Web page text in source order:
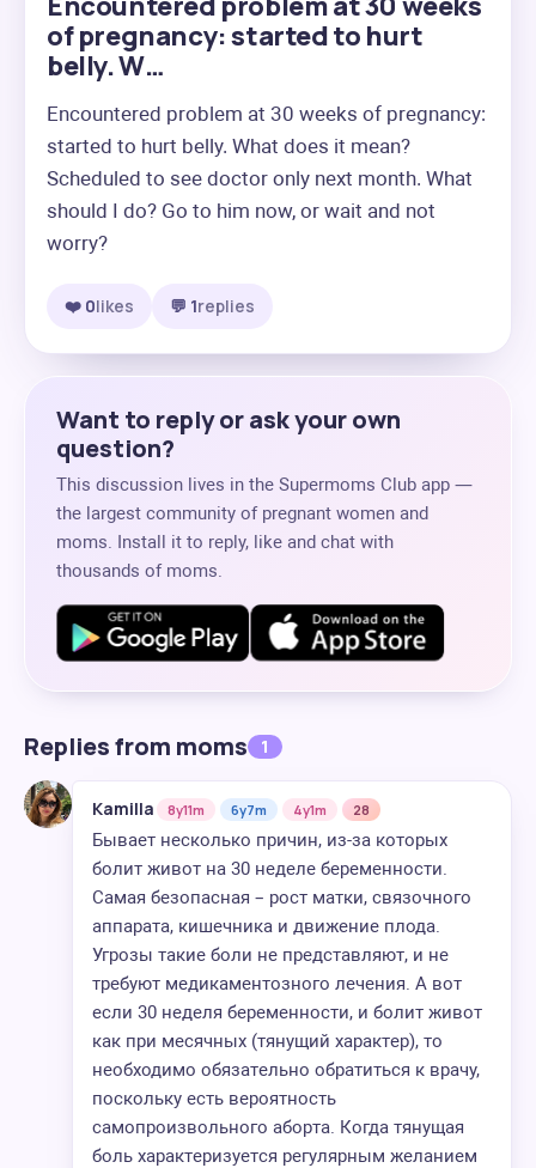
of pregnancy: started to hurt
belly. W…
Encountered problem at 30 weeks of pregnancy:
started to hurt belly. What does it mean?
Scheduled to see doctor only next month. What
should I do? Go to him now, or wait and not
worry?
❤️ 0likes 💬 1replies
Want to reply or ask your own
question?
This discussion lives in the Supermoms Club app —
the largest community of pregnant women and
moms. Install it to reply, like and chat with
thousands of moms.
Replies from moms 1
Kamilla 8y11m 6y7m 4y1m 28
Бывает несколько причин, из-за которых
болит живот на 30 неделе беременности.
Самая безопасная – рост матки, связочного
аппарата, кишечника и движение плода.
Угрозы такие боли не представляют, и не
требуют медикаментозного лечения. А вот
если 30 неделя беременности, и болит живот
как при месячных (тянущий характер), то
необходимо обязательно обратиться к врачу,
поскольку есть вероятность
самопроизвольного аборта. Когда тянущая
боль характеризуется регулярным желанием